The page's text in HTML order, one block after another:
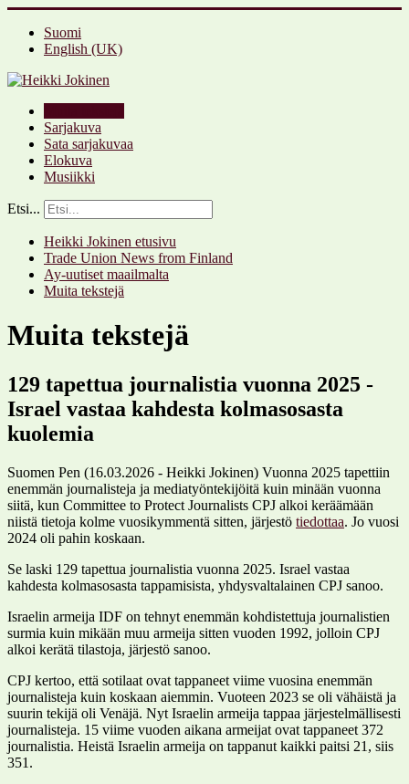
Suomi
English (UK)
Sarjakuva
Sata sarjakuvaa
Elokuva
Musiikki
Etsi...
Heikki Jokinen etusivu
Trade Union News from Finland
Ay-uutiset maailmalta
Muita tekstejä
Muita tekstejä
129 tapettua journalistia vuonna 2025 -
Israel vastaa kahdesta kolmasosasta
kuolemia
Suomen Pen (16.03.2026 - Heikki Jokinen) Vuonna 2025 tapettiin
enemmän journalisteja ja mediatyöntekijöitä kuin minään vuonna
siitä, kun Committee to Protect Journalists CPJ alkoi keräämään
niistä tietoja kolme vuosikymmentä sitten, järjestö tiedottaa. Jo vuosi
2024 oli pahin koskaan.
Se laski 129 tapettua journalistia vuonna 2025. Israel vastaa
kahdesta kolmasosasta tappamisista, yhdysvaltalainen CPJ sanoo.
Israelin armeija IDF on tehnyt enemmän kohdistettuja journalistien
surmia kuin mikään muu armeija sitten vuoden 1992, jolloin CPJ
alkoi kerätä tilastoja, järjestö sanoo.
CPJ kertoo, että sotilaat ovat tappaneet viime vuosina enemmän
journalisteja kuin koskaan aiemmin. Vuoteen 2023 se oli vähäistä ja
suurin tekijä oli Venäjä. Nyt Israelin armeija tappaa järjestelmällisesti
journalisteja. 15 viime vuoden aikana armeijat ovat tappaneet 372
journalistia. Heistä Israelin armeija on tappanut kaikki paitsi 21, siis
351.